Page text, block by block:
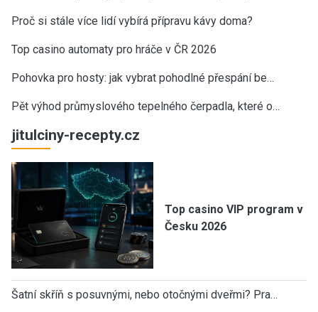
Proč si stále více lidí vybírá přípravu kávy doma?
Top casino automaty pro hráče v ČR 2026
Pohovka pro hosty: jak vybrat pohodlné přespání be…
Pět výhod průmyslového tepelného čerpadla, které o…
jitulciny-recepty.cz
Top casino VIP program v
Česku 2026
Šatní skříň s posuvnými, nebo otočnými dveřmi? Pra…